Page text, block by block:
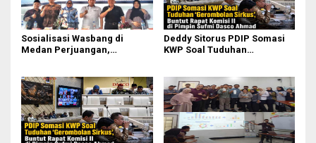
Sosialisasi Wasbang di
Medan Perjuangan,
Anak
Deddy Sitorus PDIP Somasi
KWP Soal Tuduhan
Sufmi Dasco Ahmad